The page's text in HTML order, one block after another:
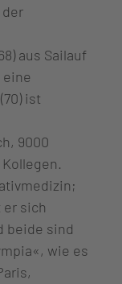
aus Sailauf
(70) ist
9000
sich
beide sind
wie es